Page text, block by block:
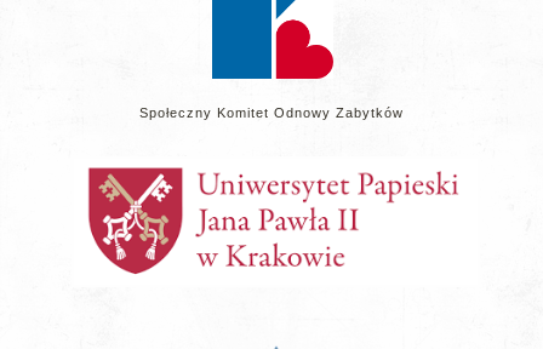
Społeczny Komitet Odnowy Zabytków